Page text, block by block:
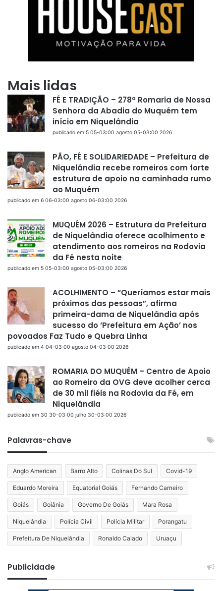
Mais lidas
FÉ E TRADIÇÃO – 278ª Romaria de Nossa
Senhora da Abadia do Muquém tem
início em Niquelândia
publicado em 5 05-03:00 agosto 05-03:00 2026
PÃO, FÉ E SOLIDARIEDADE – Prefeitura de
Niquelândia recebe romeiros com forte
estrutura de apoio na caminhada rumo
ao Muquém
publicado em 6 06-03:00 agosto 06-03:00 2026
MUQUÉM 2026 – Estrutura da Prefeitura
de Niquelândia oferece acolhimento e
atendimento aos romeiros na Rodovia
da Fé nesta noite
publicado em 5 05-03:00 agosto 05-03:00 2026
ACOLHIMENTO – “Queríamos estar mais
próximos das pessoas”, afirma
primeira-dama de Niquelândia após
sucesso do ‘Prefeitura em Ação’ nos
povoados Faz Tudo e Quebra Linha
publicado em 4 04-03:00 agosto 04-03:00 2026
ROMARIA DO MUQUÉM – Centro de Apoio
ao Romeiro da OVG deve acolher cerca
de 30 mil fiéis na Rodovia da Fé, em
Niquelândia
publicado em 30 30-03:00 julho 30-03:00 2026
Palavras-chave
Anglo American Barro Alto Colinas Do Sul Covid-19
Eduardo Moreira Equatorial Goiás Fernando Carneiro
Goiás Goiânia Governo De Goiás Mara Rosa
Niquelândia Polícia Civil Polícia Militar Porangatu
Prefeitura De Niquelândia Ronaldo Caiado Uruaçu
Publicidade